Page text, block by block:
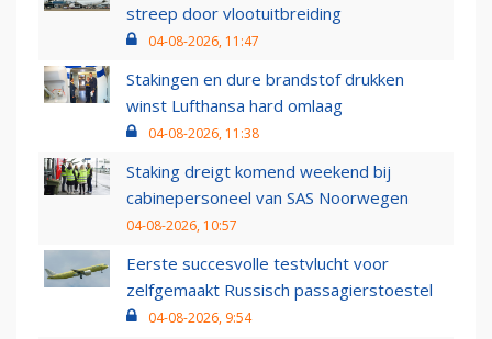
streep door vlootuitbreiding
04-08-2026, 11:47
Stakingen en dure brandstof drukken
winst Lufthansa hard omlaag
04-08-2026, 11:38
Staking dreigt komend weekend bij
cabinepersoneel van SAS Noorwegen
04-08-2026, 10:57
Eerste succesvolle testvlucht voor
zelfgemaakt Russisch passagierstoestel
04-08-2026, 9:54